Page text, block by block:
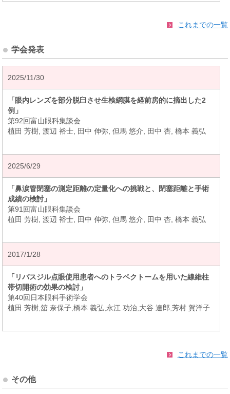
これまでの一覧
学会発表
2025/11/30
「眼内レンズを部分脱臼させ生検網膜を経前房的に摘出した2
例」
第92回富山眼科集談会
植田 芳樹, 渡辺 裕士, 田中 伸弥, 但馬 悠介, 田中 杏, 橋本 義弘
2025/6/29
「鼻涙管閉塞の測定距離の定量化への挑戦と、閉塞距離と手術
成績の検討」
第91回富山眼科集談会
植田 芳樹, 渡辺 裕士, 田中 伸弥, 但馬 悠介, 田中 杏, 橋本 義弘
2017/1/28
「リパスジル点眼使用患者へのトラベクトームを用いた線維柱
帯切開術の効果の検討」
第40回日本眼科手術学会
植田 芳樹,舘 奈保子,橋本 義弘,永江 功治,大谷 達郎,芳村 賀洋子
これまでの一覧
その他